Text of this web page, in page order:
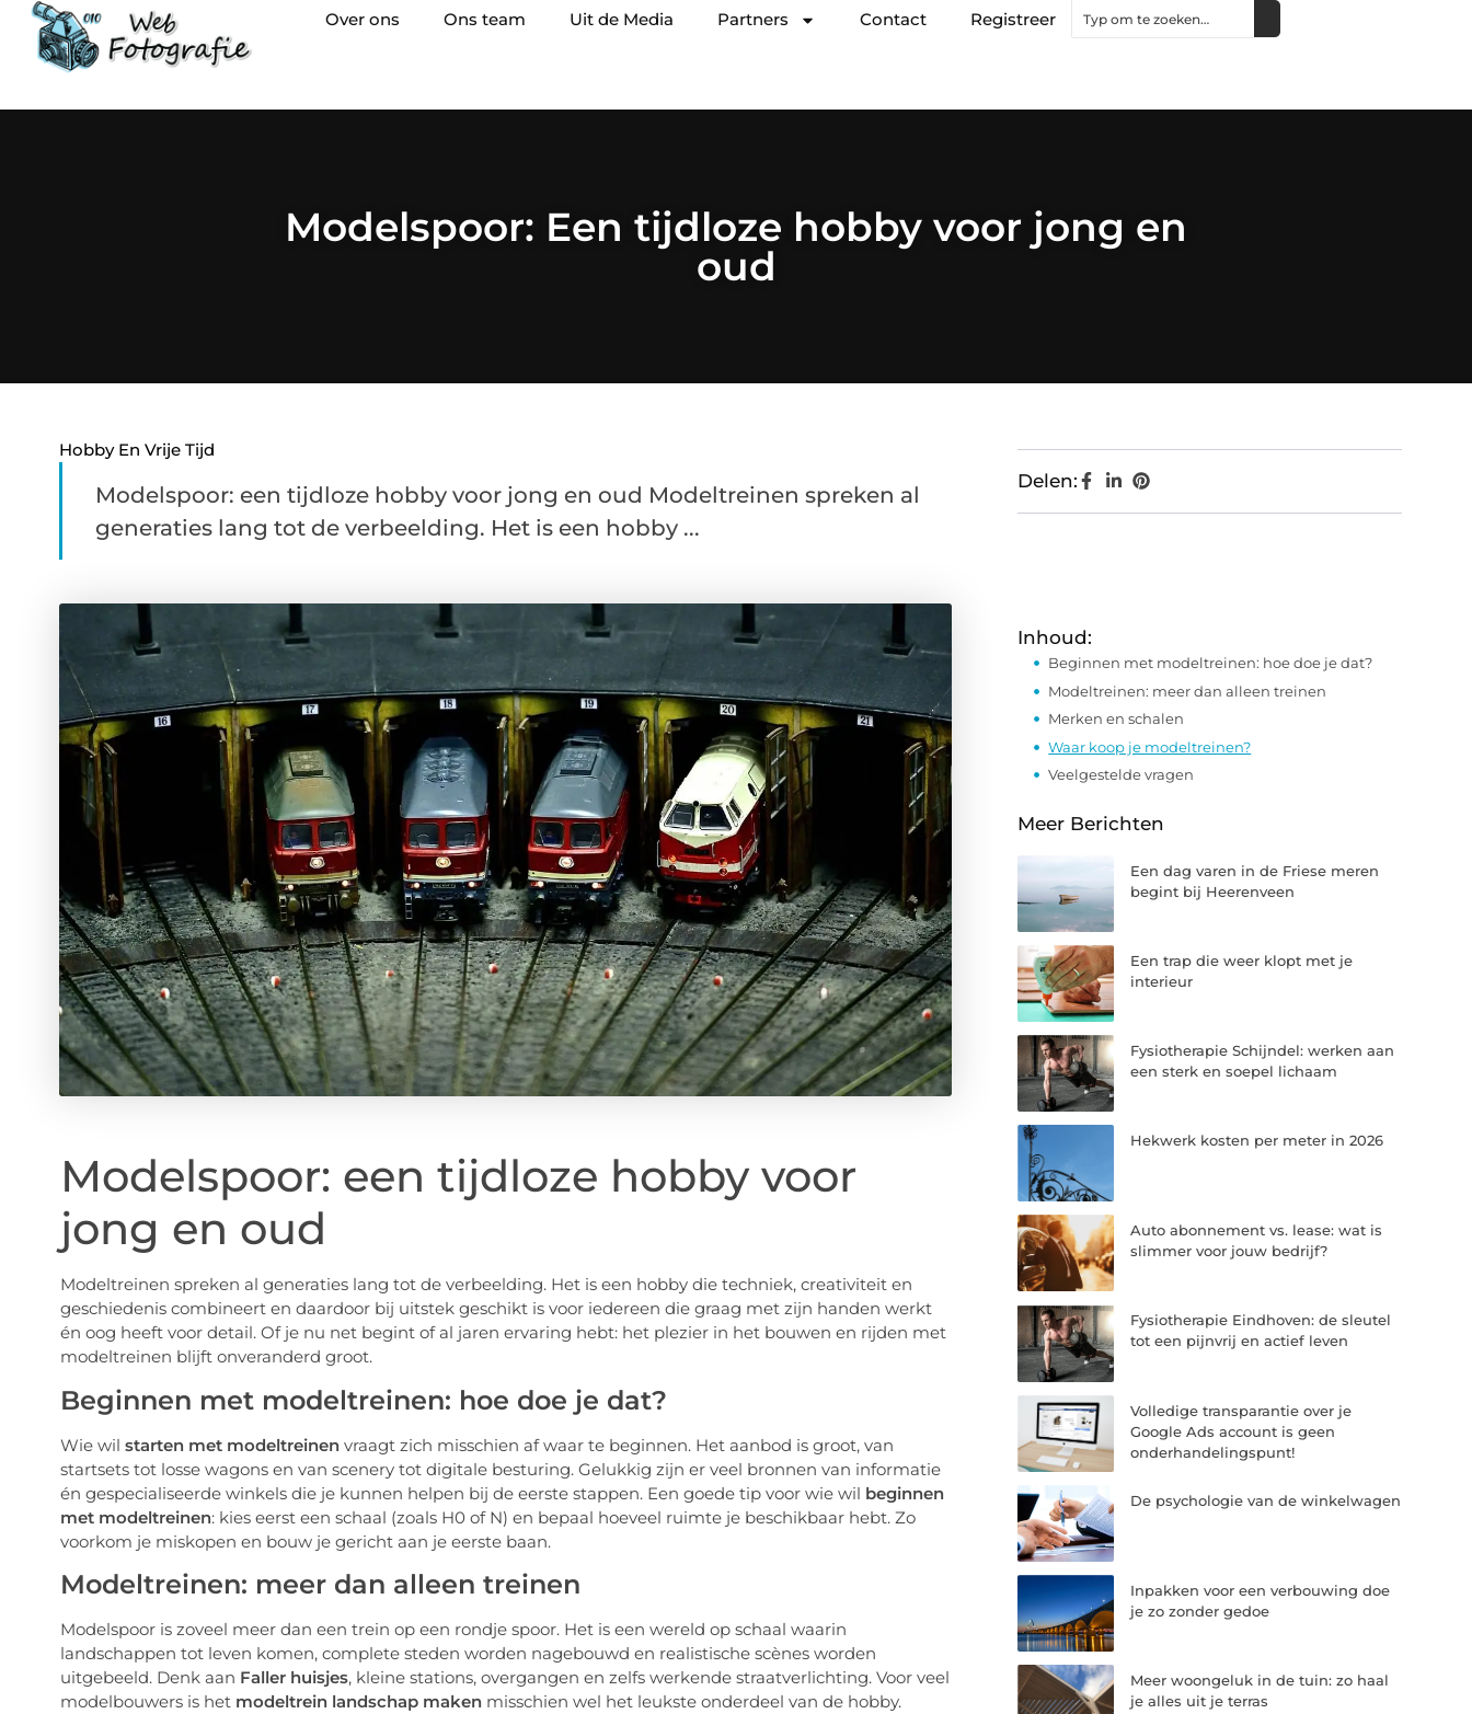
Over ons Ons team Uit de Media Partners Contact Registreer
Modelspoor: Een tijdloze hobby voor jong en
oud
Hobby En Vrije Tijd
Modelspoor: een tijdloze hobby voor jong en oud Modeltreinen spreken al
generaties lang tot de verbeelding. Het is een hobby ...
Modelspoor: een tijdloze hobby voor
jong en oud
Modeltreinen spreken al generaties lang tot de verbeelding. Het is een hobby die techniek, creativiteit en
geschiedenis combineert en daardoor bij uitstek geschikt is voor iedereen die graag met zijn handen werkt
én oog heeft voor detail. Of je nu net begint of al jaren ervaring hebt: het plezier in het bouwen en rijden met
modeltreinen blijft onveranderd groot.
Beginnen met modeltreinen: hoe doe je dat?
Wie wil starten met modeltreinenvraagt zich misschien af waar te beginnen. Het aanbod is groot, van
startsets tot losse wagons en van scenery tot digitale besturing. Gelukkig zijn er veel bronnen van informatie
én gespecialiseerde winkels die je kunnen helpen bij de eerste stappen. Een goede tip voor wie wil beginnen
met modeltreinen: kies eerst een schaal (zoals H0 of N) en bepaal hoeveel ruimte je beschikbaar hebt. Zo
voorkom je miskopen en bouw je gericht aan je eerste baan.
Modeltreinen: meer dan alleen treinen
Modelspoor is zoveel meer dan een trein op een rondje spoor. Het is een wereld op schaal waarin
landschappen tot leven komen, complete steden worden nagebouwd en realistische scènes worden
uitgebeeld. Denk aan Faller huisjes, kleine stations, overgangen en zelfs werkende straatverlichting. Voor veel
modelbouwers is het modeltrein landschap makenmisschien wel het leukste onderdeel van de hobby.
Delen:
Inhoud:
Beginnen met modeltreinen: hoe doe je dat?
Modeltreinen: meer dan alleen treinen
Merken en schalen
Waar koop je modeltreinen?
Veelgestelde vragen
Meer Berichten
Een dag varen in de Friese meren
begint bij Heerenveen
Een trap die weer klopt met je
interieur
Fysiotherapie Schijndel: werken aan
een sterk en soepel lichaam
Hekwerk kosten per meter in 2026
Auto abonnement vs. lease: wat is
slimmer voor jouw bedrijf?
Fysiotherapie Eindhoven: de sleutel
tot een pijnvrij en actief leven
Volledige transparantie over je
Google Ads account is geen
onderhandelingspunt!
De psychologie van de winkelwagen
Inpakken voor een verbouwing doe
je zo zonder gedoe
Meer woongeluk in de tuin: zo haal
je alles uit je terras